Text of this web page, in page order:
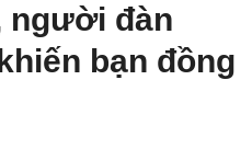
người đàn
bạn đồng